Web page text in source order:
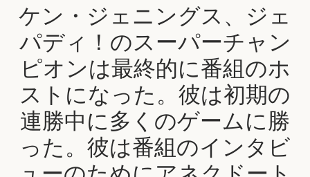
ケン・ジェニングス、ジェ
パディ！のスーパーチャン
ピオンは最終的に番組のホ
ストになった。彼は初期の
連勝中に多くのゲームに勝
った。彼は番組のインタビ